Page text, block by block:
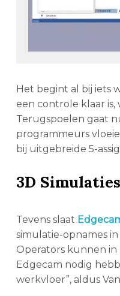
Het begint al bij iets
een controle klaar
Terugspoelen gaat
programmeurs
bij uitgebreide 5-
3D
Tevens slaat
simulatie-opnames
Operators kunnen in
Edgecam nodig
werkvloer”, aldus